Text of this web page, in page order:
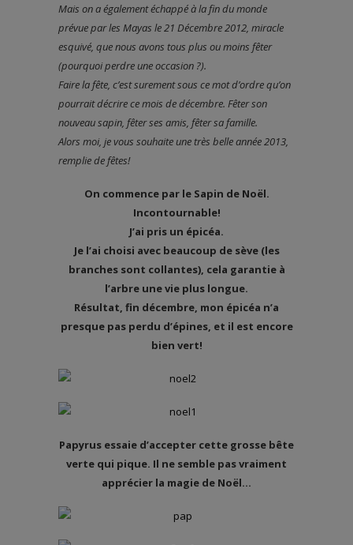
Mais on a également échappé à la fin du monde
prévue par les Mayas le 21 Décembre 2012, miracle
esquivé, que nous avons tous plus ou moins fêter
(pourquoi perdre une occasion ?).
Faire la fête, c’est surement sous ce mot d’ordre qu’on
pourrait décrire ce mois de décembre. Fêter son
nouveau sapin, fêter ses amis, fêter sa famille.
Alors moi, je vous souhaite une très belle année 2013,
remplie de fêtes!
On commence par le Sapin de Noël.
Incontournable!
J’ai pris un épicéa.
Je l’ai choisi avec beaucoup de sève (les
branches sont collantes), cela garantie à
l’arbre une vie plus longue.
Résultat, fin décembre, mon épicéa n’a
presque pas perdu d’épines, et il est encore
bien vert!
Papyrus essaie d’accepter cette grosse bête
verte qui pique. Il ne semble pas vraiment
apprécier la magie de Noël…